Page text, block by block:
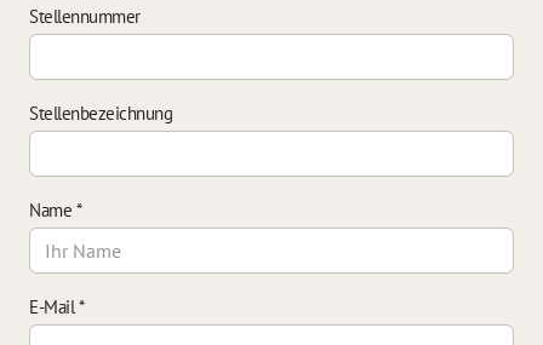
Stellennummer
Stellenbezeichnung
Name *
E-Mail*